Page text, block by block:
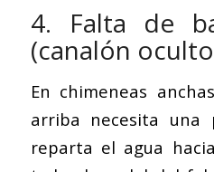
4. Falta de
(canalón
En chimeneas
arriba necesita una
reparta el agua